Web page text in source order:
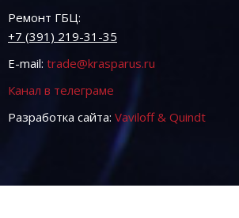
Ремонт ГБЦ:
+7 (391) 219-31-35
E-mail: trade@krasparus.ru
Канал в телеграме
Разработка сайта: Vaviloff & Quindt